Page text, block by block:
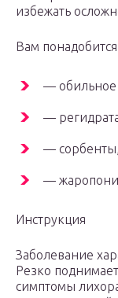
избежать
Вам понадобится
— обильное
—
—
—
Инструкция
Заболевание
Резко
симптомы